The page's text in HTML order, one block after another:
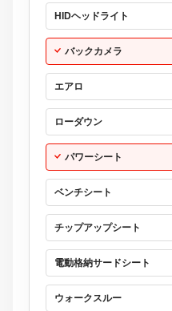
HIDヘッドライト
バックカメラ
エアロ
ローダウン
パワーシート
ベンチシート
チップアップシート
電動格納サードシート
ウォークスルー